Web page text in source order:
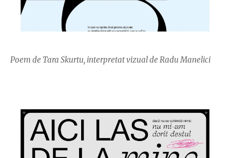
Poem de Tara Skurtu, interpretat vizual de Radu Manelici